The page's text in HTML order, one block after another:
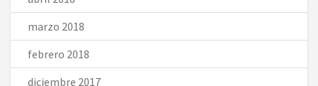
marzo 2018
febrero 2018
diciembre 2017